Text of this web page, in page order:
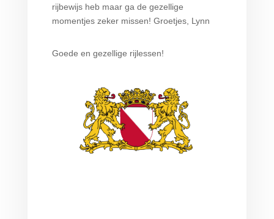
rijbewijs heb maar ga de gezellige
momentjes zeker missen! Groetjes, Lynn
Goede en gezellige rijlessen!